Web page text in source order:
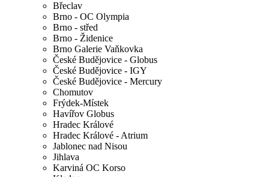
Břeclav
Brno - OC Olympia
Brno - střed
Brno - Židenice
Brno Galerie Vaňkovka
České Budějovice - Globus
České Budějovice - IGY
České Budějovice - Mercury
Chomutov
Frýdek-Místek
Havířov Globus
Hradec Králové
Hradec Králové - Atrium
Jablonec nad Nisou
Jihlava
Karviná OC Korso